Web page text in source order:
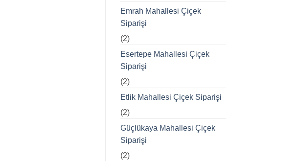
Emrah Mahallesi Çiçek
Siparişi
(2)
Esertepe Mahallesi Çiçek
Siparişi
(2)
Etlik Mahallesi Çiçek Siparişi
(2)
Güçlükaya Mahallesi Çiçek
Siparişi
(2)